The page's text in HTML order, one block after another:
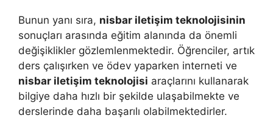
Bunun yanı sıra, nisbar iletişim teknolojisinin
sonuçları arasında eğitim alanında da önemli
değişiklikler gözlemlenmektedir. Öğrenciler, artık
ders çalışırken ve ödev yaparken interneti ve
nisbar iletişim teknolojisi araçlarını kullanarak
bilgiye daha hızlı bir şekilde ulaşabilmekte ve
derslerinde daha başarılı olabilmektedirler.